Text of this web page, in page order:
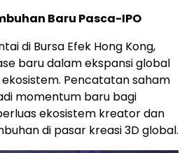
Baru Pasca-IPO
di Bursa Efek Hong Kong,
baru dalam ekspansi global
Pencatatan saham
momentum baru bagi
ekosistem kreator dan
di pasar kreasi 3D global.